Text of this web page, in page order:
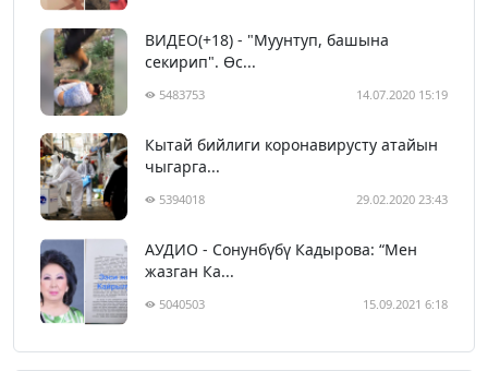
ВИДЕО(+18) - "Муунтуп, башына
секирип". Өс...
5483753 14.07.2020 15:19
Кытай бийлиги коронавирусту атайын
чыгарга...
5394018 29.02.2020 23:43
АУДИО - Сонунбүбү Кадырова: “Мен
жазган Ка...
5040503 15.09.2021 6:18